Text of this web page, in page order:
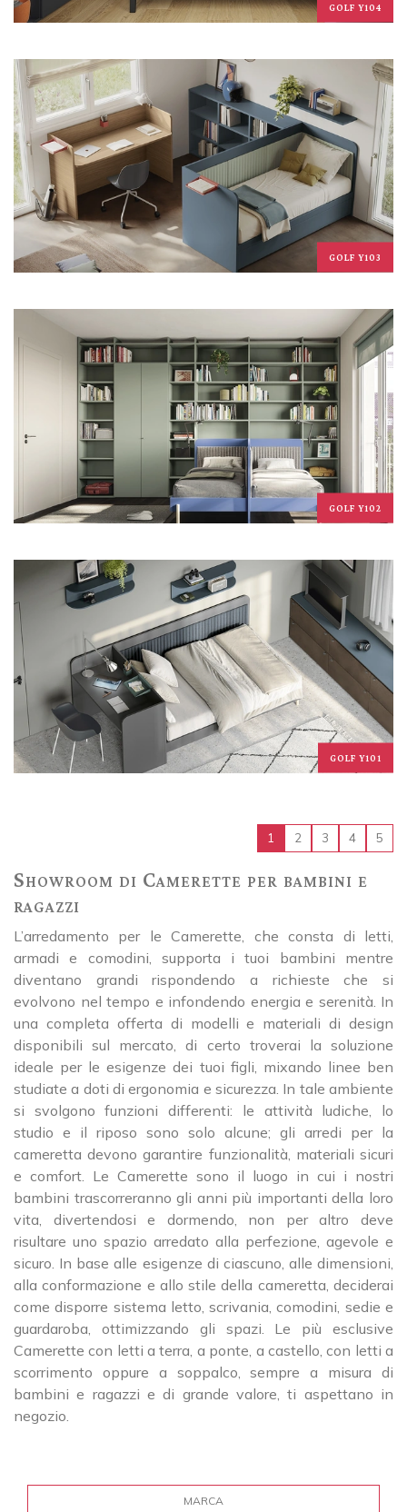
GOLF Y104
GOLF Y103
GOLF Y102
GOLF Y101
1 2 3 4 5
Showroom di Camerette per bambini e
ragazzi
L’arredamento per le Camerette, che consta di letti,
armadi e comodini, supporta i tuoi bambini mentre
diventano grandi rispondendo a richieste che si
evolvono nel tempo e infondendo energia e serenità. In
una completa offerta di modelli e materiali di design
disponibili sul mercato, di certo troverai la soluzione
ideale per le esigenze dei tuoi figli, mixando linee ben
studiate a doti di ergonomia e sicurezza. In tale ambiente
si svolgono funzioni differenti: le attività ludiche, lo
studio e il riposo sono solo alcune; gli arredi per la
cameretta devono garantire funzionalità, materiali sicuri
e comfort. Le Camerette sono il luogo in cui i nostri
bambini trascorreranno gli anni più importanti della loro
vita, divertendosi e dormendo, non per altro deve
risultare uno spazio arredato alla perfezione, agevole e
sicuro. In base alle esigenze di ciascuno, alle dimensioni,
alla conformazione e allo stile della cameretta, deciderai
come disporre sistema letto, scrivania, comodini, sedie e
guardaroba, ottimizzando gli spazi. Le più esclusive
Camerette con letti a terra, a ponte, a castello, con letti a
scorrimento oppure a soppalco, sempre a misura di
bambini e ragazzi e di grande valore, ti aspettano in
negozio.
MARCA